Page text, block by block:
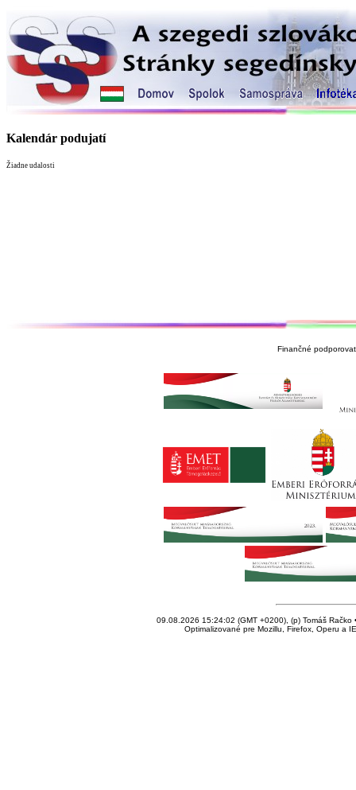
Kalendár podujatí
Žiadne udalosti
Finančné
09.08.2026 15:24:02 (GMT +0200), (p) Tomáš Račko
Optimalizované pre Mozillu, Firefox, Operu a